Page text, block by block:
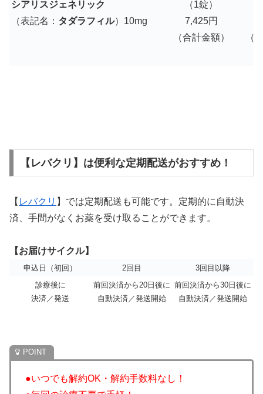
シアリスジェネリック
（表記名： タダラフィル）10mg
（1錠）
7,425円
（合計金額）
（
【レバクリ】は便利な定期配送がおすすめ！
【 レバクリ 】では定期配送も可能です。定期的に自動決
済、手間がなくお薬を受け取ることができます。
【お届けサイクル】
申込日（初回） 2回目
3回目以降
診療後に
決済／発送
前回決済から20日後に
自動決済／発送開始
前回決済から30日後に
自動決済／発送開始
●いつでも解約OK・解約手数料なし！